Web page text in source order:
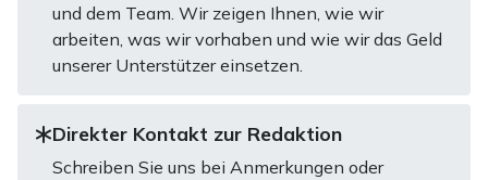
und dem Team. Wir zeigen Ihnen, wie wir
arbeiten, was wir vorhaben und wie wir das Geld
unserer Unterstützer einsetzen.
Direkter Kontakt zur Redaktion
Schreiben Sie uns bei Anmerkungen oder